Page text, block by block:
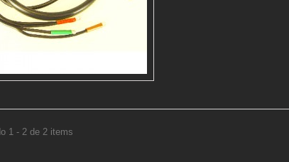
1 - 2 de 2 items